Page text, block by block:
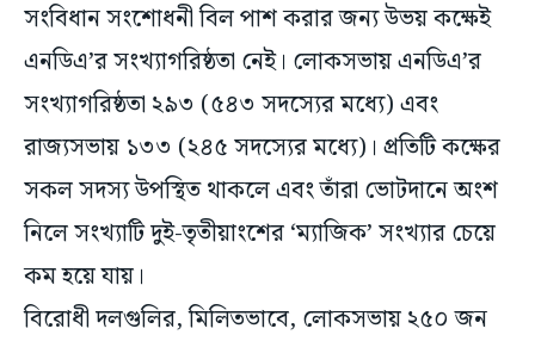
সংবিধান সংশোধনী বিল পাশ করার জন্য উভয় কক্ষেই
এনডিএ’র সংখ্যাগরিষ্ঠতা নেই। লোকসভায় এনডিএ’র
সংখ্যাগরিষ্ঠতা ২৯৩ (৫৪৩ সদস্যের মধ্যে) এবং
রাজ্যসভায় ১৩৩ (২৪৫ সদস্যের মধ্যে)। প্রতিটি কক্ষের
সকল সদস্য উপস্থিত থাকলে এবং তাঁরা ভোটদানে অংশ
নিলে সংখ্যাটি দুই-তৃতীয়াংশের ‘ম্যাজিক’ সংখ্যার চেয়ে
কম হয়ে যায়।
বিরোধী দলগুলির, মিলিতভাবে, লোকসভায় ২৫০ জন